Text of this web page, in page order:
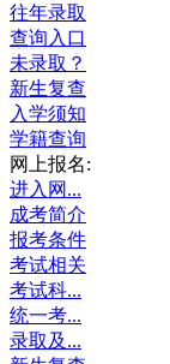
往年录取
查询入口
未录取？
新生复查
入学须知
学籍查询
网上报名:
进入网...
成考简介
报考条件
考试相关
考试科...
统一考...
录取及...